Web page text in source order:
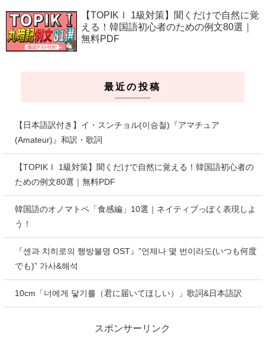
【TOPIKⅠ 1級対策】聞くだけで自然に覚
える！韓国語初心者のための例文80選｜
無料PDF
最近の投稿
【日本語訳付き】イ・スンチョル(이승철)『アマチュア
(Amateur)』和訳・歌詞
【TOPIKⅠ 1級対策】聞くだけで自然に覚える！韓国語初心者の
ための例文80選｜無料PDF
韓国語のオノマトペ「食感編」10選｜ネイティブっぽく表現しよ
う！
『센과 치히로의 행방불명 OST』”언제나 몇 번이라도(いつも何度
でも)” 가사&해석
10cm「너에게 닿기를（君に届いてほしい）」歌詞&日本語訳
スポンサーリンク